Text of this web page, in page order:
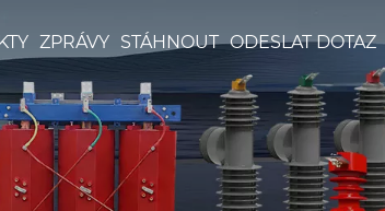
ZPRÁVY STÁHNOUT ODESLAT DOTAZ